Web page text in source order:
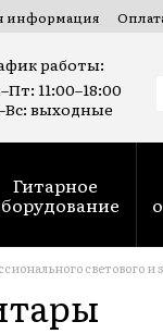
информация
работы:
11:00–18:00
выходные
Гитарное
светового и